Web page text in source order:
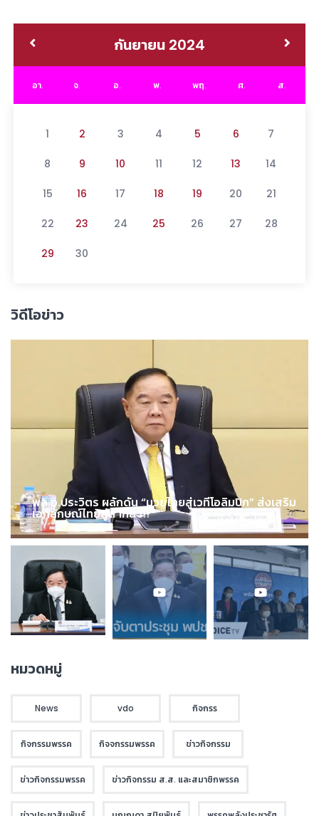
กันยายน 2024
อา. จ. อ. พ. พฤ. ศ. ส.
1 2 3 4 5 6 7
8 9 10 11 12 13 14
15 16 17 18 19 20 21
22 23 24 25 26 27 28
29 30
วิดีโอข่าว
พล.อ.ประวิตร ผลักดัน “มวยไทยสู่เวทีโอลิมปิก” ส่งเสริม
เอกลักษณ์ไทยสู่สากล !!!
หมวดหมู่
News vdo กิจกรร
กิจกรรมพรรค กิจจกรรมพรรค ข่าวกิจกรรม
ข่าวกิจกรรมพรรค ข่าวกิจกรรม ส.ส. และสมาชิกพรรค